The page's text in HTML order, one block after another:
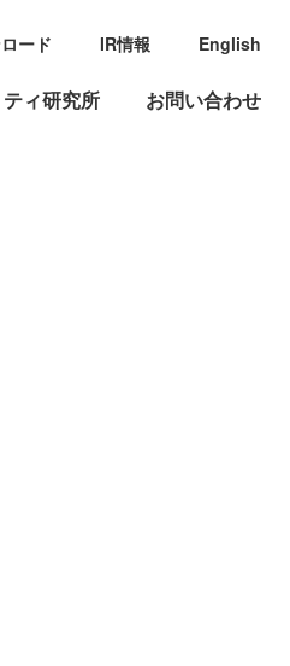
ィ研究所 お問い合わせ
ード IR情報 English